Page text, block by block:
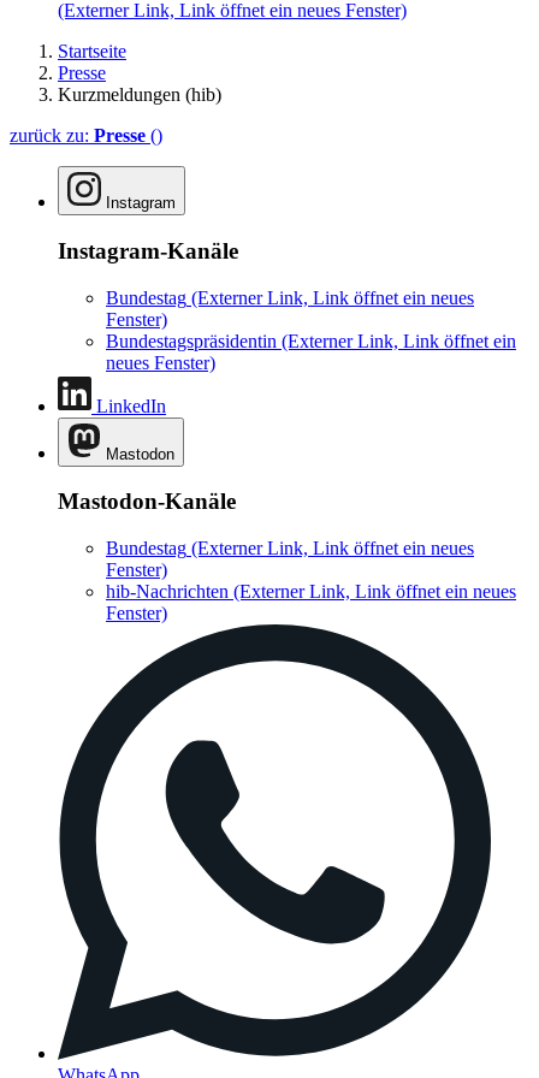
(Externer Link, Link öffnet ein neues Fenster)
Startseite
Presse
Kurzmeldungen (hib)
zurück zu: Presse ()
Instagram
Instagram-Kanäle
Bundestag (Externer Link, Link öffnet ein neues
Fenster)
Bundestagspräsidentin (Externer Link, Link öffnet ein
neues Fenster)
LinkedIn
Mastodon
Mastodon-Kanäle
Bundestag (Externer Link, Link öffnet ein neues
Fenster)
hib-Nachrichten (Externer Link, Link öffnet ein neues
Fenster)